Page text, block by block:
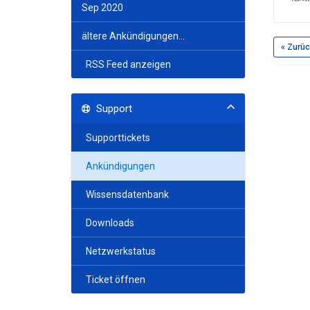
Sep 2020
ältere Ankündigungen...
RSS Feed anzeigen
«
Support
Supporttickets
Ankündigungen
Wissensdatenbank
Downloads
Netzwerkstatus
Ticket öffnen